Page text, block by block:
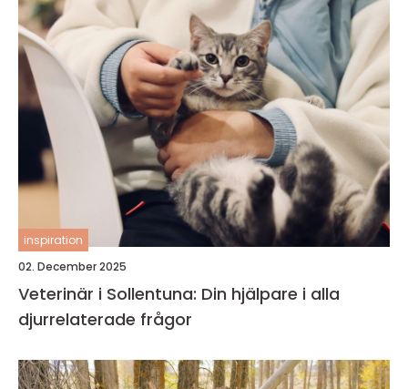
inspiration
02. December 2025
Veterinär i Sollentuna: Din hjälpare i alla
djurrelaterade frågor